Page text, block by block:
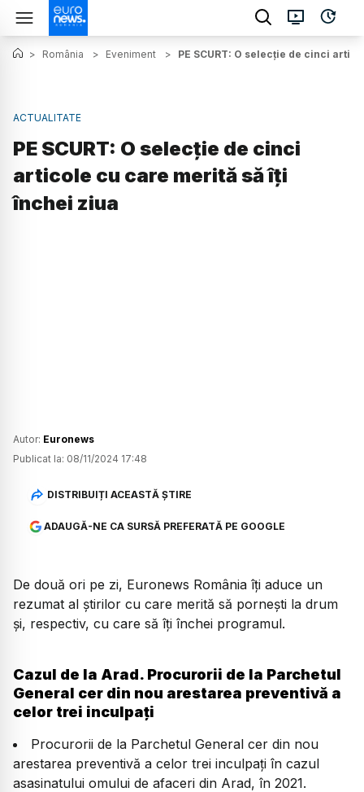
> România > Eveniment > PE SCURT: O selecție de cinci
ACTUALITATE
PE SCURT: O selecție de cinci
articole cu care merită să îți
închei ziua
Autor: Euronews
Publicat la: 08/11/2024 17:48
DISTRIBUIȚI ACEASTĂ ȘTIRE
ADAUGĂ-NE CA SURSĂ PREFERATĂ PE GOOGLE
De două ori pe zi, Euronews România îți aduce un
rezumat al știrilor cu care merită să pornești la drum
și, respectiv, cu care să îți închei programul.
Cazul de la Arad. Procurorii de la Parchetul
General cer din nou arestarea preventivă a
celor trei inculpați
Procurorii de la Parchetul General cer din nou
arestarea preventivă a celor trei inculpați în cazul
asasinatului omului de afaceri din Arad, în 2021.